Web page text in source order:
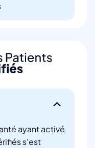
ayant activé
s'est